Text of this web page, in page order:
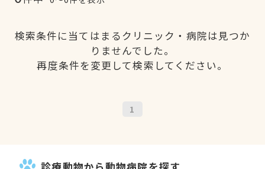
検索条件に当てはまるクリニック・病院は見つか
りませんでした。
再度条件を変更して検索してください。
1